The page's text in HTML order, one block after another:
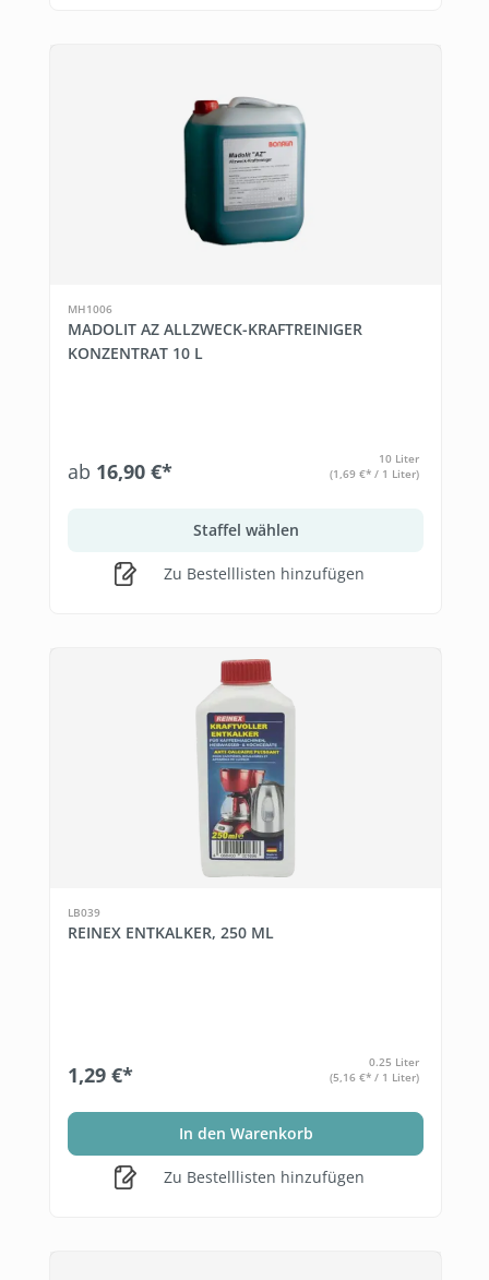
MH1006
MADOLIT AZ ALLZWECK-KRAFTREINIGER
KONZENTRAT 10 L
ab 16,90 €*
10 Liter
(1,69 €* / 1 Liter)
Staffel wählen
Zu Bestelllisten hinzufügen
LB039
REINEX ENTKALKER, 250 ML
1,29 €*
0.25 Liter
(5,16 €* / 1 Liter)
In den Warenkorb
Zu Bestelllisten hinzufügen